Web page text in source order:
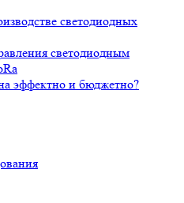
светодиодных
светодиодным
эффектно и бюджетно?